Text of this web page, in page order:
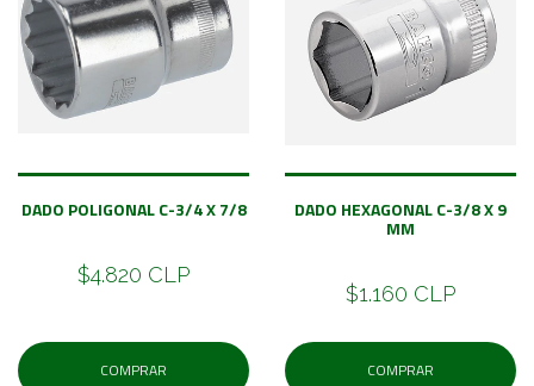
DADO POLIGONAL C-3/4 X 7/8
$4.820 CLP
COMPRAR
DADO HEXAGONAL C-3/8 X 9
MM
$1.160 CLP
COMPRAR